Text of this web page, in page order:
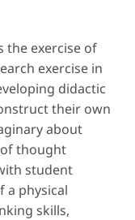
the exercise of
exercise in
didactic
their own
about
thought
student
a physical
skills,